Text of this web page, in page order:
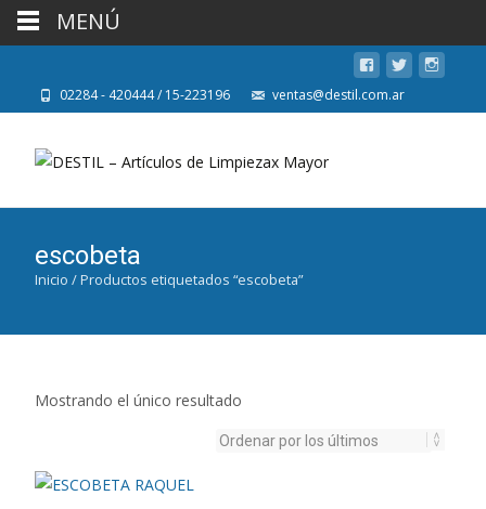
02284 - 420444 / 15-223196 ventas@destil.com.ar
escobeta
Inicio / Productos etiquetados “escobeta”
Mostrando el único resultado
MENÚ